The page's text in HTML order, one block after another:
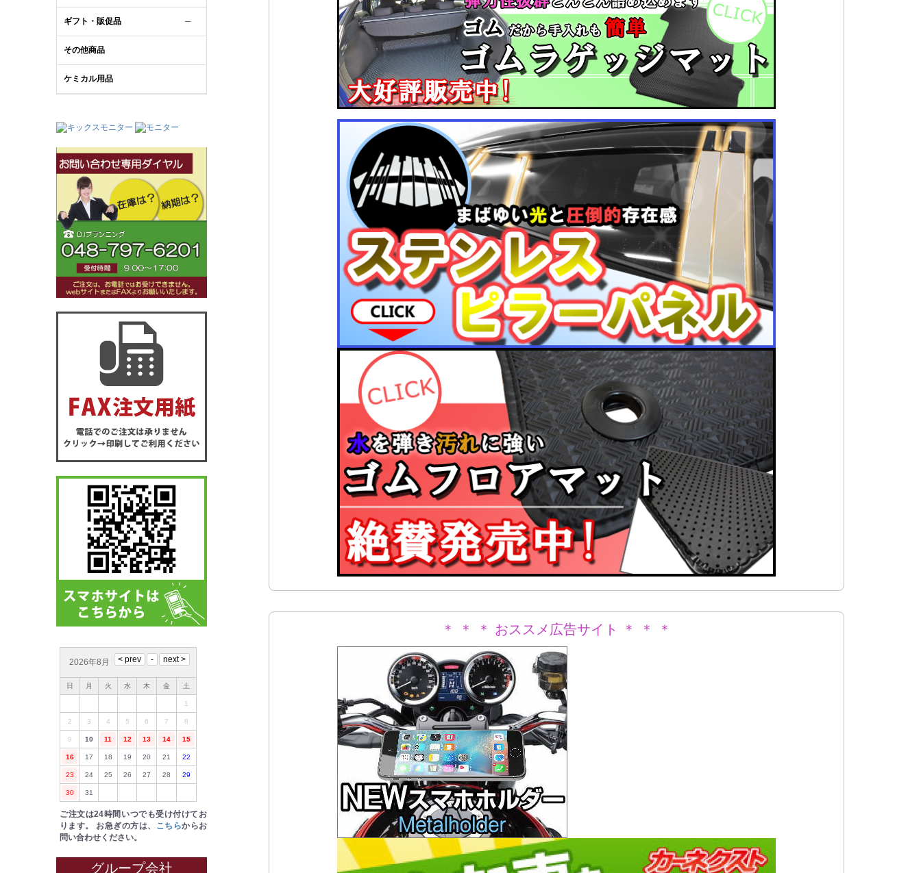
ギフト・販促品 ─
その他商品
ケミカル用品
2026年8月
日 月 火 水 木 金 土
1
2 3 4 5 6 7 8
9 10 11 12 13 14 15
16 17 18 19 20 21 22
23 24 25 26 27 28 29
30 31
ご注文は24時間いつでも受け付けてお
ります。 お急ぎの方は、 こちらからお
問い合わせください。
グループ会社
＊ ＊ ＊ おススメ広告サイト ＊ ＊ ＊